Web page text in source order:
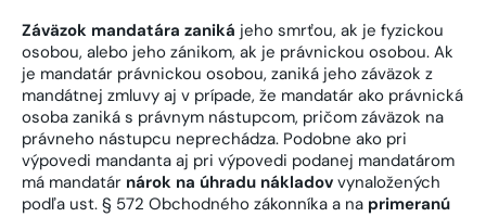
Záväzok mandatára zaniká jeho smrťou, ak je fyzickou
osobou, alebo jeho zánikom, ak je právnickou osobou. Ak
je mandatár právnickou osobou, zaniká jeho záväzok z
mandátnej zmluvy aj v prípade, že mandatár ako právnická
osoba zaniká s právnym nástupcom, pričom záväzok na
právneho nástupcu neprechádza. Podobne ako pri
výpovedi mandanta aj pri výpovedi podanej mandatárom
má mandatár nárok na úhradu nákladov vynaložených
podľa ust. § 572 Obchodného zákonníka a na primeranú